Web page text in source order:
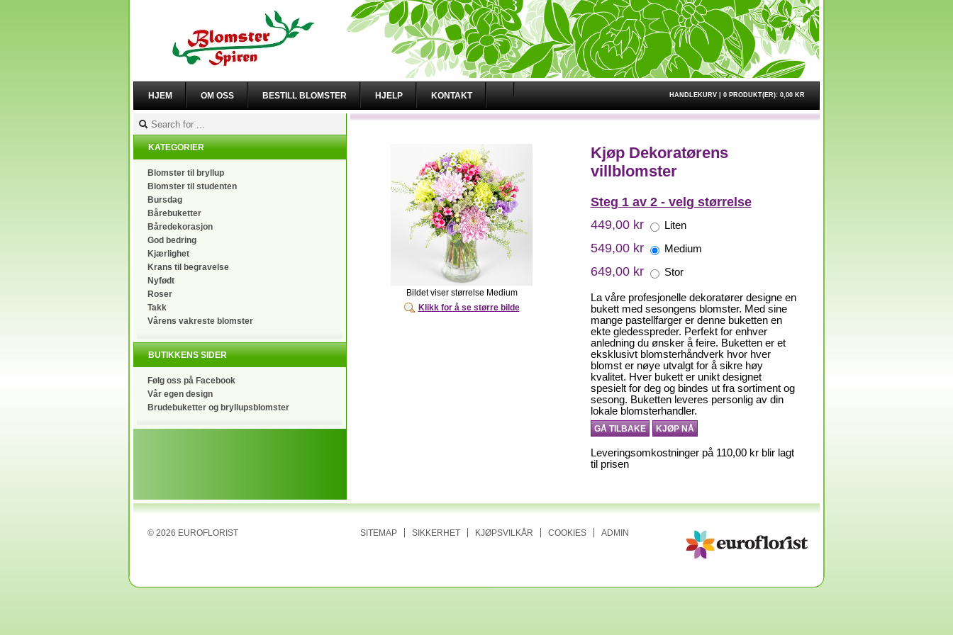
HJEM OM OSS BESTILL BLOMSTER HJELP KONTAKT HANDLEKURV | 0 PRODUKT(ER): 0,00 KR
KATEGORIER
Blomster til bryllup
Blomster til studenten
Bursdag
Bårebuketter
Båredekorasjon
God bedring
Kjærlighet
Krans til begravelse
Nyfødt
Roser
Takk
Vårens vakreste blomster
BUTIKKENS SIDER
Følg oss på Facebook
Vår egen design
Brudebuketter og bryllupsblomster
Bildet viser størrelse Medium
Klikk for å se større bilde
Kjøp Dekoratørens
villblomster
Steg 1 av 2 - velg størrelse
449,00 kr
Liten
549,00 kr Medium
649,00 kr Stor
La våre profesjonelle dekoratører designe en
bukett med sesongens blomster. Med sine
mange pastellfarger er denne buketten en
ekte gledesspreder. Perfekt for enhver
anledning du ønsker å feire. Buketten er et
eksklusivt blomsterhåndverk hvor hver
blomst er nøye utvalgt for å sikre høy
kvalitet. Hver bukett er unikt designet
spesielt for deg og bindes ut fra sortiment og
sesong. Buketten leveres personlig av din
lokale blomsterhandler.
GÅ TILBAKE KJØP NÅ
Leveringsomkostninger på 110,00 kr blir lagt
til prisen
© 2026 EUROFLORIST SITEMAP SIKKERHET KJØPSVILKÅR COOKIES ADMIN